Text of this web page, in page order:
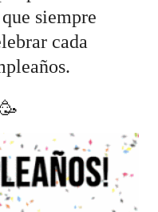
siempre
cada